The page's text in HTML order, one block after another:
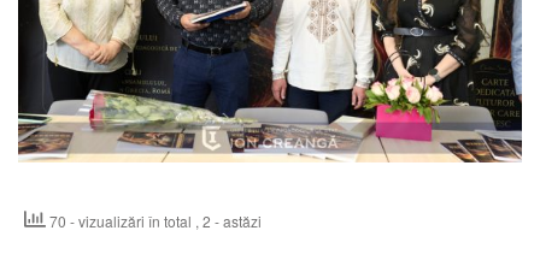
70 - vizualizări în total , 2 - astăzi